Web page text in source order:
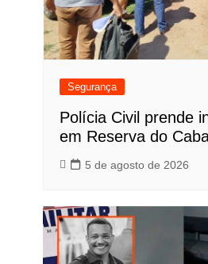
Segurança
Polícia Civil prende
em Reserva do
5 de agosto de 2026